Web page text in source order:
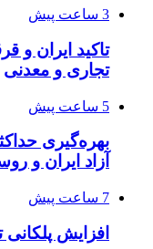
3 ساعت پیش
تاکید ایران
تجاری و معدنی
5 ساعت پیش
بهره‌گیری
آزاد ایران و
7 ساعت پیش
افزایش